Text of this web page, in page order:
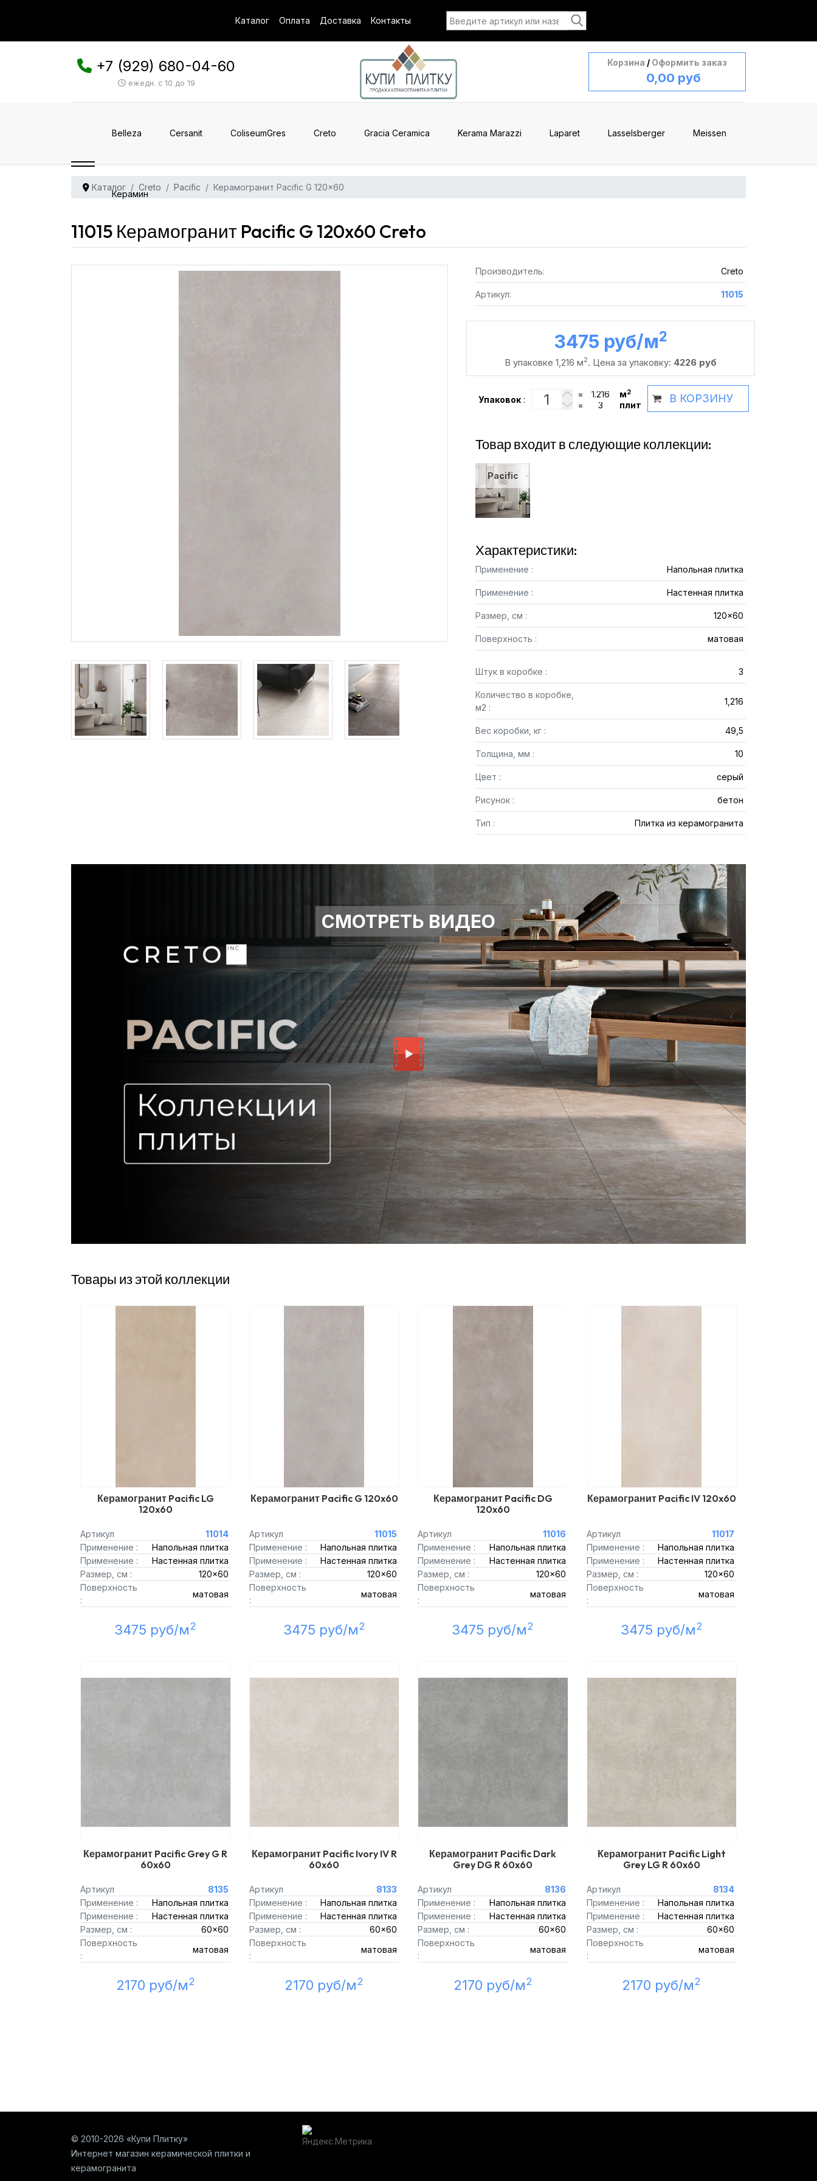
Каталог Оплата Доставка Контакты
+7 (929) 680-04-60
ежедн. с 10 до 19
Корзина / Оформить заказ
0,00 руб
Belleza Cersanit ColiseumGres Creto Gracia Ceramica Kerama Marazzi Laparet Lasselsberger Meissen
Керамин
Каталог Creto Pacific Керамогранит Pacific G 120x60
11015 Керамогранит Pacific G 120x60 Creto
Производитель: Creto
Артикул: 11015
3475 руб /м2
В упаковке 1,216 м2. Цена за упаковку: 4226 руб
Упаковок :
= м2
= плит
В КОРЗИНУ
Товар входит в следующие коллекции:
Pacific
Характеристики:
Применение : Напольная плитка
Применение : Настенная плитка
Размер, см : 120x60
Поверхность : матовая
Штук в коробке : 3
Количество в коробке,
м2 :
1,216
Вес коробки, кг : 49,5
Толщина, мм : 10
Цвет : серый
Рисунок : бетон
Тип : Плитка из керамогранита
СМОТРЕТЬ ВИДЕО
Товары из этой коллекции
Керамогранит Pacific LG
120x60
Артикул
11014
Применение :
Напольная плитка
Применение :
Настенная плитка
Размер, см :
120x60
Поверхность
:
матовая
3475 руб/м2
Керамогранит Pacific G 120x60
Артикул
11015
Применение :
Напольная плитка
Применение :
Настенная плитка
Размер, см :
120x60
Поверхность
:
матовая
3475 руб/м2
Керамогранит Pacific DG
120x60
Артикул
11016
Применение :
Напольная плитка
Применение :
Настенная плитка
Размер, см :
120x60
Поверхность
:
матовая
3475 руб/м2
Керамогранит Pacific IV 120x60
Артикул
11017
Применение :
Напольная плитка
Применение :
Настенная плитка
Размер, см :
120x60
Поверхность
:
матовая
3475 руб/м2
Керамогранит Pacific Grey G R
60x60
Артикул
8135
Применение :
Напольная плитка
Применение :
Настенная плитка
Размер, см :
60x60
Поверхность
:
матовая
2170 руб/м2
Керамогранит Pacific Ivory IV R
60x60
Артикул
8133
Применение :
Напольная плитка
Применение :
Настенная плитка
Размер, см :
60x60
Поверхность
:
матовая
2170 руб/м2
Керамогранит Pacific Dark
Grey DG R 60x60
Артикул
8136
Применение :
Напольная плитка
Применение :
Настенная плитка
Размер, см :
60x60
Поверхность
:
матовая
2170 руб/м2
Керамогранит Pacific Light
Grey LG R 60x60
Артикул
8134
Применение :
Напольная плитка
Применение :
Настенная плитка
Размер, см :
60x60
Поверхность
:
матовая
2170 руб/м2
© 2010-2026 «Купи Плитку»
Интернет магазин керамической плитки и
керамогранита